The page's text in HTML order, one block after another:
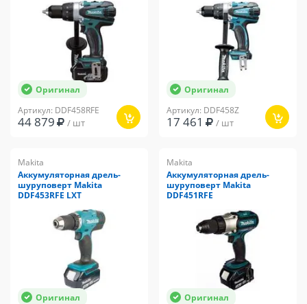
Оригинал
Артикул: DDF458RFE
44 879 / шт
Оригинал
Артикул: DDF458Z
17 461 / шт
Makita
Аккумуляторная дрель-
шуруповерт Makita
DDF453RFE LXT
Оригинал
Makita
Аккумуляторная дрель-
шуруповерт Makita
DDF451RFE
Оригинал